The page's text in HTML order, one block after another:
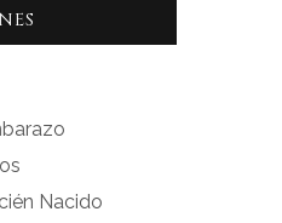
Nacido